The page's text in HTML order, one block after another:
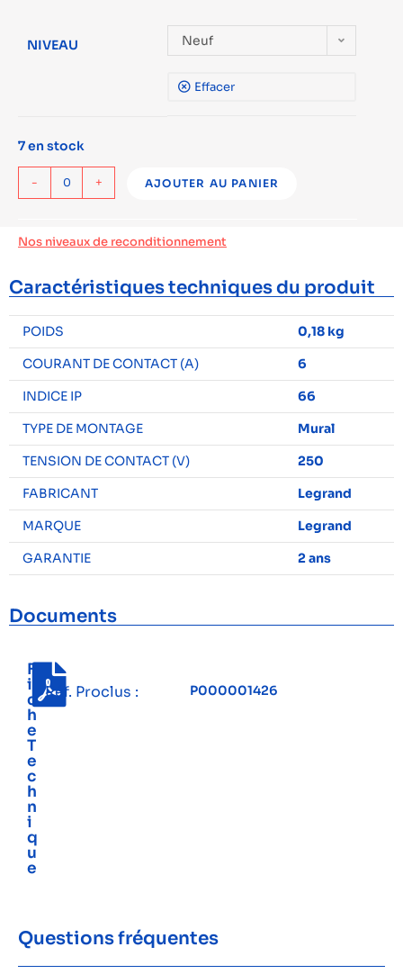
NIVEAU Neuf
Effacer
7 en stock
- + AJOUTER AU PANIER
Nos niveaux de reconditionnement
Caractéristiques techniques du produit
POIDS
0,18 kg
COURANT DE CONTACT (A)
6
INDICE IP
66
TYPE DE MONTAGE
Mural
TENSION DE CONTACT (V)
250
FABRICANT
Legrand
MARQUE
Legrand
GARANTIE
2 ans
Documents
F
i
c
h
e
T
e
c
h
n
i
q
u
e
Réf. Proclus : P000001426
Questions fréquentes